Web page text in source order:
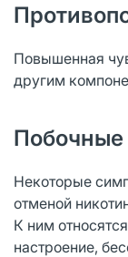
Повышенная
другим
Побочные
Некоторые
отменой
К ним
настроение,